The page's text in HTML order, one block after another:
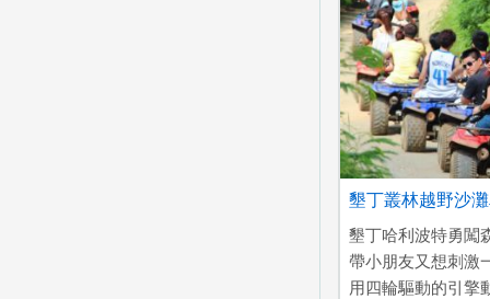
墾丁叢林越野沙
墾丁哈利波特勇闖
帶小朋友又想刺激
用四輪驅動的引擎